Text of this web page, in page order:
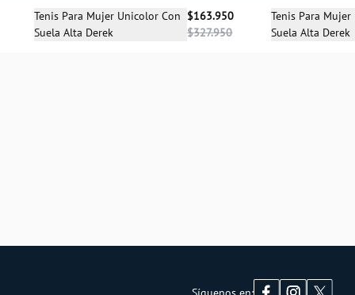
Selecciona una talla
35
Tenis Para Mujer Unicolor Con
Suela Alta Derek
$163.950
$327.950
Tenis Para
Suela Alta Derek